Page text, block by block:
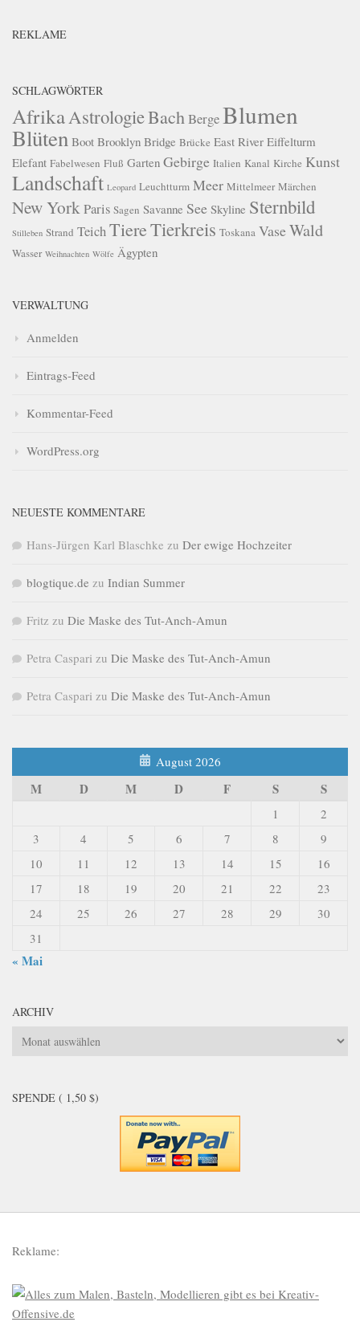
REKLAME
SCHLAGWÖRTER
Afrika AstrologieBach BergeBlumen
Blüten Boot Brooklyn Bridge Brücke East River Eiffelturm
Elefant Fabelwesen Fluß Garten Gebirge Italien Kanal Kirche Kunst
Landschaft Leopard Leuchtturm Meer Mittelmeer Märchen
New YorkParis Sagen Savanne See Skyline Sternbild
Stilleben Strand TeichTiereTierkreis Toskana VaseWald
Wasser Weihnachten Wölfe Ägypten
VERWALTUNG
Anmelden
Eintrags-Feed
Kommentar-Feed
WordPress.org
NEUESTE KOMMENTARE
Hans-Jürgen Karl Blaschke zu Der ewige Hochzeiter
blogtique.de zu Indian Summer
Fritz zu Die Maske des Tut-Anch-Amun
Petra Caspari zu Die Maske des Tut-Anch-Amun
Petra Caspari zu Die Maske des Tut-Anch-Amun
August 2026
M D M D F S S
1
2
3
4 5 6 7 8
9
10
11 12 13 14 15
16
17
18 19 20 21 22
23
24
25 26 27 28 29
30
31
« Mai
ARCHIV
Archiv
SPENDE ( 1,50 $)
Reklame: